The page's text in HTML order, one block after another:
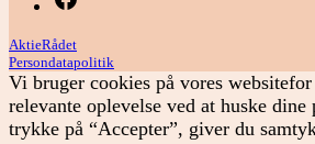
AktieRådet
Persondatapolitik
Vi bruger cookies på vores
relevante oplevelse ved at huske dine
trykke på “Accepter”, giver du